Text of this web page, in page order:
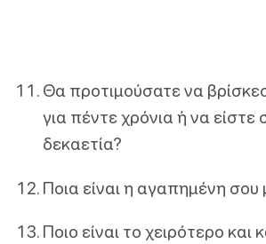
Θα προτιμούσατε να
για πέντε χρόνια ή να είστε
δεκαετία?
Ποια είναι η αγαπημένη σου
Ποιο είναι το χειρότερο και